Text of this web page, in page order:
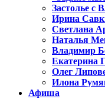
Застолье с
Ирина
Светлана
Наталья
Владимир
Екатерина
Олег
Илона
Афиша